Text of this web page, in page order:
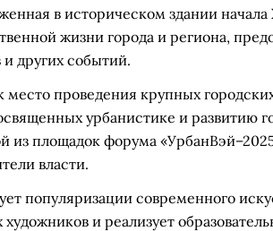
в историческом здании
жизни города и региона,
других событий.
место проведения крупных
урбанистике и развитию
из площадок форума
власти.
популяризации современного
и реализует